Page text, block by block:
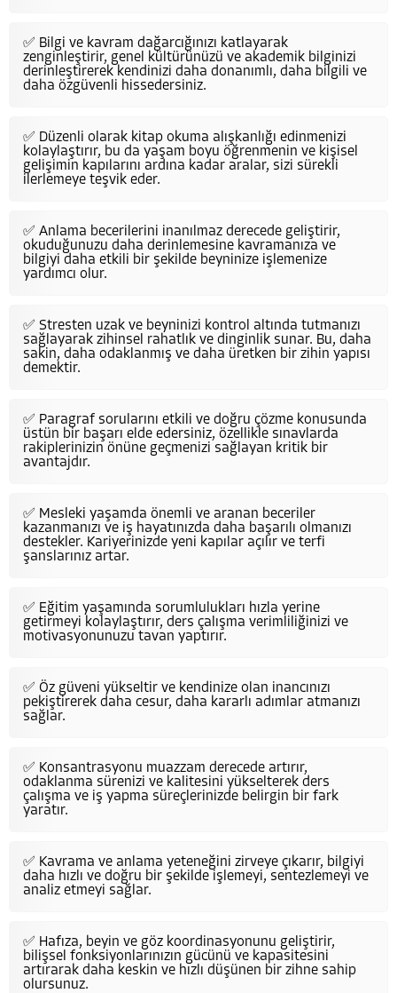
✅ Bilgi ve kavram dağarcığınızı katlayarak
zenginleştirir, genel kültürünüzü ve akademik bilginizi
derinleştirerek kendinizi daha donanımlı, daha bilgili ve
daha özgüvenli hissedersiniz.
✅ Düzenli olarak kitap okuma alışkanlığı edinmenizi
kolaylaştırır, bu da yaşam boyu öğrenmenin ve kişisel
gelişimin kapılarını ardına kadar aralar, sizi sürekli
ilerlemeye teşvik eder.
✅ Anlama becerilerini inanılmaz derecede geliştirir,
okuduğunuzu daha derinlemesine kavramanıza ve
bilgiyi daha etkili bir şekilde beyninize işlemenize
yardımcı olur.
✅ Stresten uzak ve beyninizi kontrol altında tutmanızı
sağlayarak zihinsel rahatlık ve dinginlik sunar. Bu, daha
sakin, daha odaklanmış ve daha üretken bir zihin yapısı
demektir.
✅ Paragraf sorularını etkili ve doğru çözme konusunda
üstün bir başarı elde edersiniz, özellikle sınavlarda
rakiplerinizin önüne geçmenizi sağlayan kritik bir
avantajdır.
✅ Mesleki yaşamda önemli ve aranan beceriler
kazanmanızı ve iş hayatınızda daha başarılı olmanızı
destekler. Kariyerinizde yeni kapılar açılır ve terfi
şanslarınız artar.
✅ Eğitim yaşamında sorumlulukları hızla yerine
getirmeyi kolaylaştırır, ders çalışma verimliliğinizi ve
motivasyonunuzu tavan yaptırır.
✅ Öz güveni yükseltir ve kendinize olan inancınızı
pekiştirerek daha cesur, daha kararlı adımlar atmanızı
sağlar.
✅ Konsantrasyonu muazzam derecede artırır,
odaklanma sürenizi ve kalitesini yükselterek ders
çalışma ve iş yapma süreçlerinizde belirgin bir fark
yaratır.
✅ Kavrama ve anlama yeteneğini zirveye çıkarır, bilgiyi
daha hızlı ve doğru bir şekilde işlemeyi, sentezlemeyi ve
analiz etmeyi sağlar.
✅ Hafıza, beyin ve göz koordinasyonunu geliştirir,
bilişsel fonksiyonlarınızın gücünü ve kapasitesini
artırarak daha keskin ve hızlı düşünen bir zihne sahip
olursunuz.